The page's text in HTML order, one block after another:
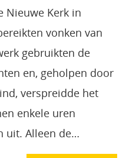
Nieuwe Kerk in
vonken van
gebruikten de
en, geholpen door
verspreidde het
enkele uren
uit. Alleen de…